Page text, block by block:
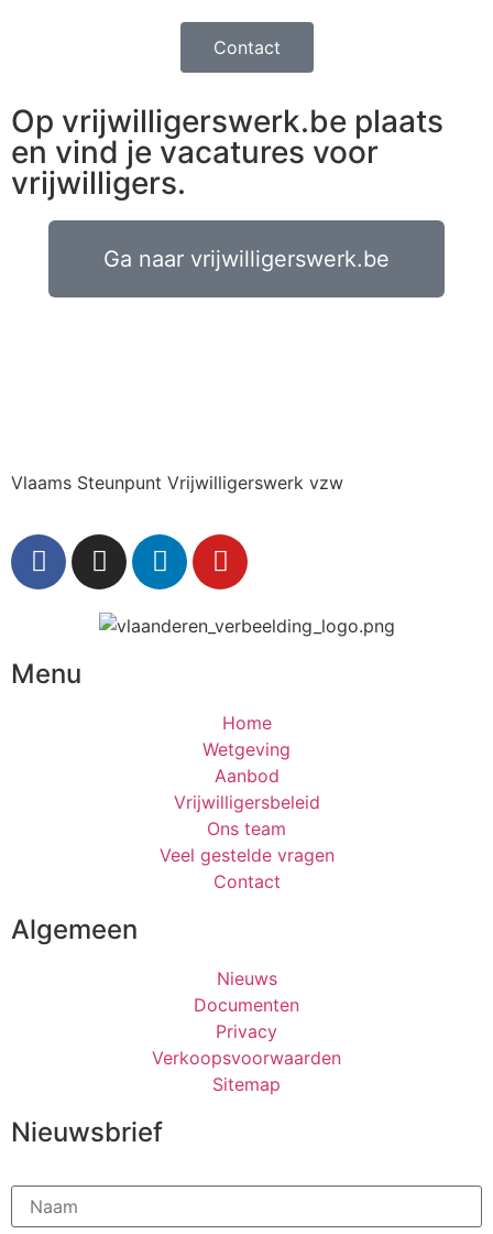
Contact
Op vrijwilligerswerk.be plaats
en vind je vacatures voor
vrijwilligers.
Ga naar vrijwilligerswerk.be
Vlaams Steunpunt Vrijwilligerswerk vzw
Menu
Home
Wetgeving
Aanbod
Vrijwilligersbeleid
Ons team
Veel gestelde vragen
Contact
Algemeen
Nieuws
Documenten
Privacy
Verkoopsvoorwaarden
Sitemap
Nieuwsbrief